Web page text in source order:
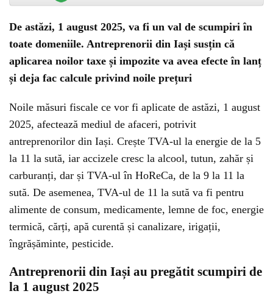
De astăzi, 1 august 2025, va fi un val de scumpiri în
toate domeniile. Antreprenorii din Iași susțin că
aplicarea noilor taxe și impozite va avea efecte în lanț
și deja fac calcule privind noile prețuri
Noile măsuri fiscale ce vor fi aplicate de astăzi, 1 august
2025, afectează mediul de afaceri, potrivit
antreprenorilor din Iași. Crește TVA-ul la energie de la 5
la 11 la sută, iar accizele cresc la alcool, tutun, zahăr și
carburanți, dar și TVA-ul în HoReCa, de la 9 la 11 la
sută. De asemenea, TVA-ul de 11 la sută va fi pentru
alimente de consum, medicamente, lemne de foc, energie
termică, cărți, apă curentă și canalizare, irigații,
îngrășăminte, pesticide.
Antreprenorii din Iași au pregătit scumpiri de
la 1 august 2025